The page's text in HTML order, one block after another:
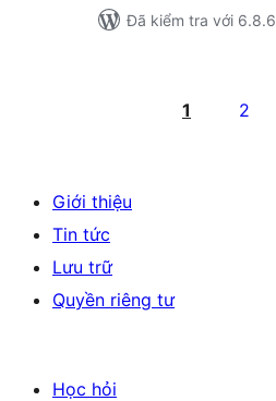
Đã kiểm tra với 6.8.6
1 2
Giới thiệu
Tin tức
Lưu trữ
Quyền riêng tư
Học hỏi